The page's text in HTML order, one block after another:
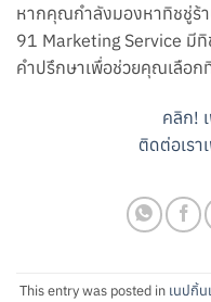
หากคุณกำลังมองหาทิชชู่ร้
91 Marketing Service มีทิ
คำปรึกษาเพื่อช่วยคุณเลือ
คลิก!
ติดต่อเรา
This entry was posted in เนปกิ้น